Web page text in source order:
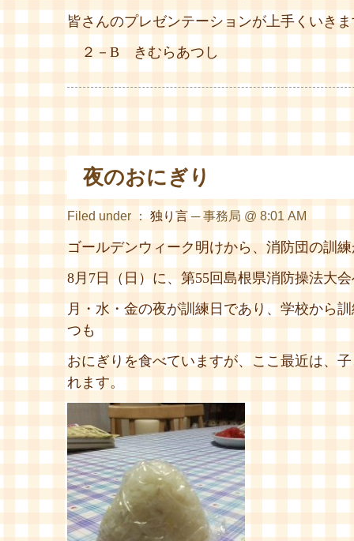
皆さんのプレゼンテーションが上手くいき
２－B きむらあつし
夜のおにぎり
Filed under ：独り言─ 事務局 @ 8:01 AM
ゴールデンウィーク明けから、消防団の訓
8月7日（日）に、第55回島根県消防操法大
月・水・金の夜が訓練日であり、学校から
つも
おにぎりを食べていますが、ここ最近は、
れます。